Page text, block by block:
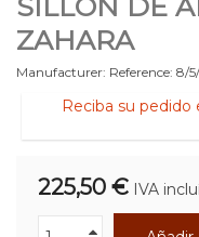
ZAHARA
Manufacturer: Reference: 8/
Reciba su pedido
225,50 € IVA